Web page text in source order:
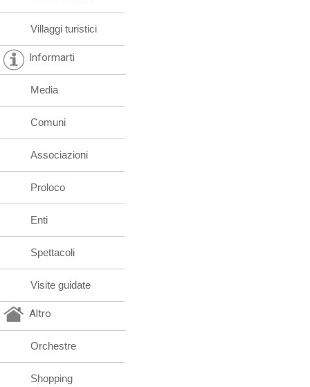
Villaggi turistici
Informarti
Media
Comuni
Associazioni
Proloco
Enti
Spettacoli
Visite guidate
Altro
Orchestre
Shopping